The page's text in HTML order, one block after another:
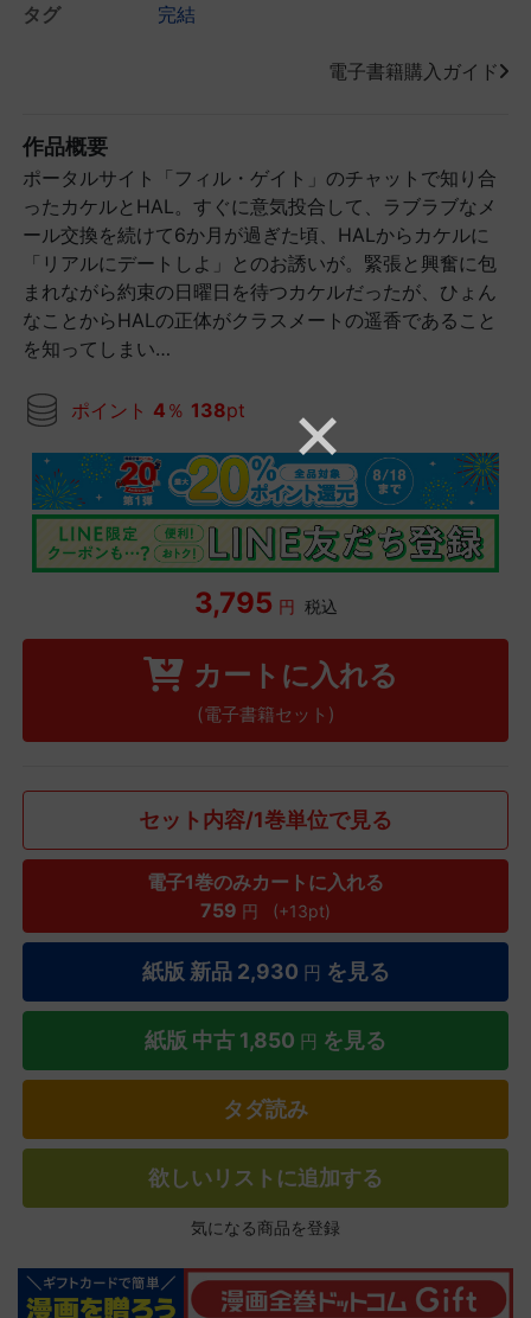
タグ 完結
電子書籍購入ガイド
作品概要
ポータルサイト「フィル・ゲイト」のチャットで知り合
ったカケルとHAL。すぐに意気投合して、ラブラブなメ
ール交換を続けて6か月が過ぎた頃、HALからカケルに
「リアルにデートしよ」とのお誘いが。緊張と興奮に包
まれながら約束の日曜日を待つカケルだったが、ひょん
なことからHALの正体がクラスメートの遥香であること
を知ってしまい…
ポイント 4 ％ 138pt
3,795 円 税込
カートに入れる
(電子書籍セット)
セット内容/1巻単位で見る
電子1巻のみカートに入れる
759 円 (+13pt)
紙版 新品 2,930 円 を見る
紙版 中古 1,850 円 を見る
タダ読み
欲しいリストに追加する
気になる商品を登録